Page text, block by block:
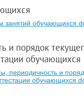
занятий
и порядок
обучающихся
периодичность и